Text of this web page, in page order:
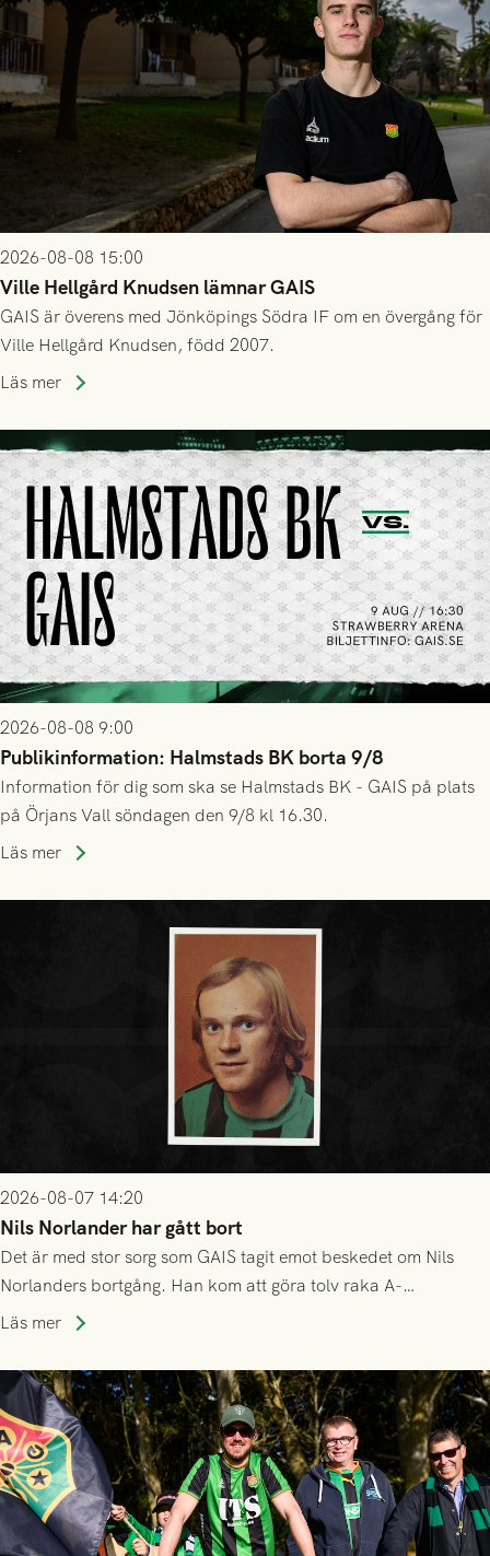
2026-08-08 15:00
Ville Hellgård Knudsen lämnar GAIS
GAIS är överens med Jönköpings Södra IF om en övergång för
Ville Hellgård Knudsen, född 2007.
Läs mer
2026-08-08 9:00
Publikinformation: Halmstads BK borta 9/8
Information för dig som ska se Halmstads BK - GAIS på plats
på Örjans Vall söndagen den 9/8 kl 16.30.
Läs mer
2026-08-07 14:20
Nils Norlander har gått bort
Det är med stor sorg som GAIS tagit emot beskedet om Nils
Norlanders bortgång. Han kom att göra tolv raka A-
lagssäsonger i Grönsvart och är en av få spelare som i GAIS
Läs mer